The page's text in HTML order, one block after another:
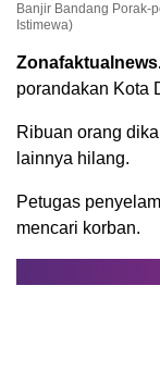
Banjir Bandang Porak-
Istimewa)
porandakan Kota
Ribuan orang
lainnya hilang.
Petugas
mencari korban.